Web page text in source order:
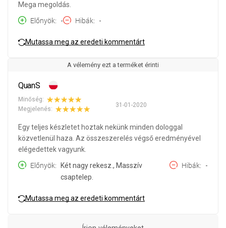
Mega megoldás.
Előnyök
- Hibák -
Mutassa meg az eredeti kommentárt
A vélemény ezt a terméket érinti
QuanS
31-01-2020
Minőség:
Megjelenés:
Egy teljes készletet hoztak nekünk minden dologgal
közvetlenül haza. Az összeszerelés végső eredményével
elégedettek vagyunk.
Előnyök
Két nagy rekesz., Masszív
csaptelep.
Hibák -
Mutassa meg az eredeti kommentárt